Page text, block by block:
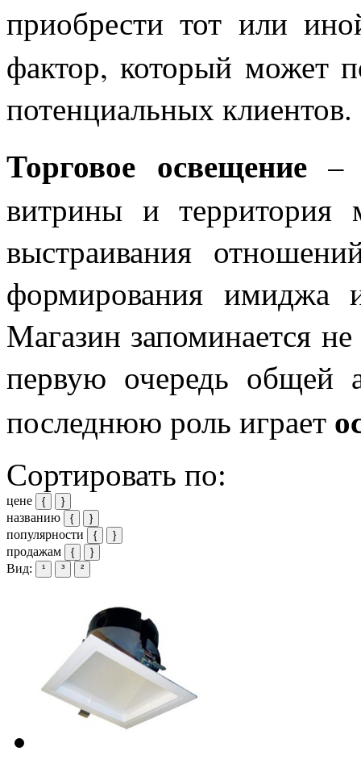
приобрести тот или
фактор, который может
потенциальных клиентов.
Торговое освещение–
витрины и территория
выстраивания
формирования имиджа
Магазин запоминается
первую очередь общей
последнюю роль играет
Сортировать по:
цене { }
названию { }
популярности { }
продажам { }
Вид: ¹ ³ ²